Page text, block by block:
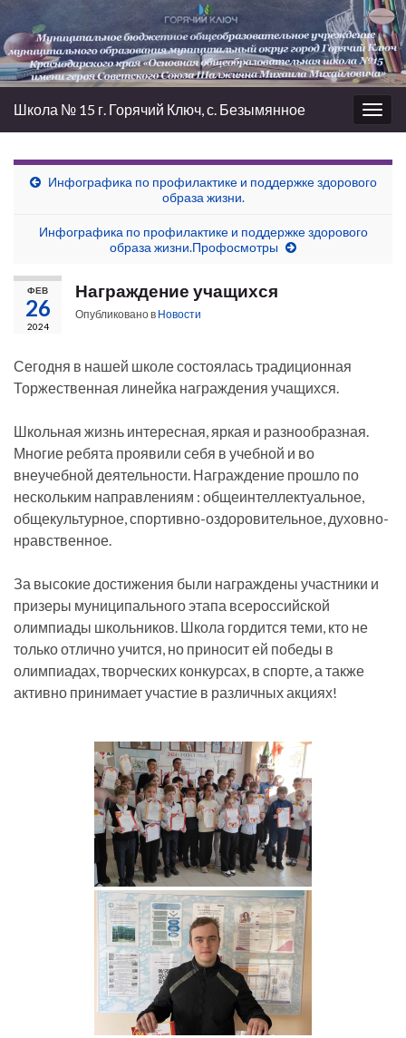
Вкл/
выкл
Школа № 15 г. Горячий Ключ, с. Безымянное
Инфографика по профилактике и поддержке здорового
образа жизни.
Инфографика по профилактике и поддержке здорового
образа жизни.Профосмотры
ФЕВ
26
2024
Награждение учащихся
Опубликовано в Новости
Сегодня в нашей школе состоялась традиционная
Торжественная линейка награждения учащихся.
Школьная жизнь интересная, яркая и разнообразная.
Многие ребята проявили себя в учебной и во
внеучебной деятельности. Награждение прошло по
нескольким направлениям : общеинтеллектуальное,
общекультурное, спортивно-оздоровительное, духовно-
нравственное.
За высокие достижения были награждены участники и
призеры муниципального этапа всероссийской
олимпиады школьников. Школа гордится теми, кто не
только отлично учится, но приносит ей победы в
олимпиадах, творческих конкурсах, в спорте, а также
активно принимает участие в различных акциях!